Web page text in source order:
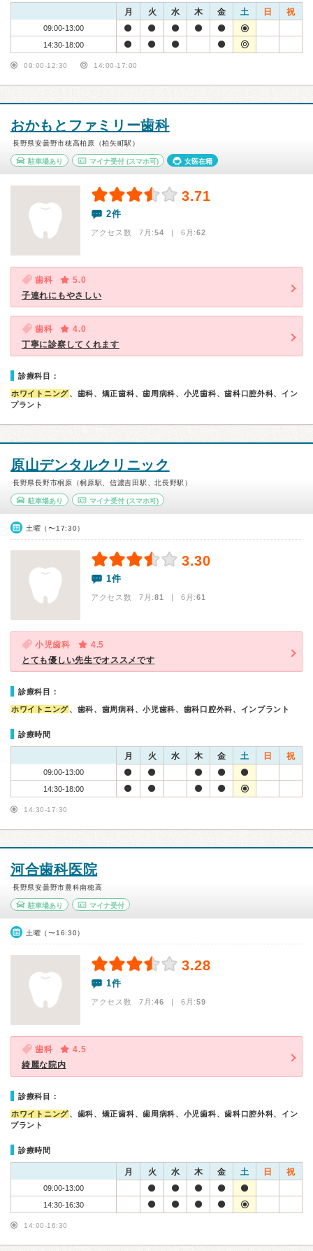
月 火 水 木 金 土 日 祝
09:00-13:00
14:30-18:00
09:00-12:30 14:00-17:00
おかもとファミリー歯科
長野県安曇野市穂高柏原（柏矢町駅）
駐車場あり マイナ受付(スマホ可) 女医在籍
3.71
2件
アクセス数 7月:54 | 6月:62
歯科
5.0
子連れにもやさしい
歯科
4.0
丁寧に診察してくれます
診療科目：
ホワイトニング、歯科、矯正歯科、歯周病科、小児歯科、歯科口腔外科、イン
プラント
原山デンタルクリニック
長野県長野市桐原（桐原駅、信濃吉田駅、北長野駅）
駐車場あり マイナ受付(スマホ可)
土曜（〜17:30）
3.30
1件
アクセス数 7月:81 | 6月:61
小児歯科
4.5
とても優しい先生でオススメです
診療科目：
ホワイトニング、歯科、歯周病科、小児歯科、歯科口腔外科、インプラント
診療時間
月 火 水 木 金 土 日 祝
09:00-13:00
14:30-18:00
14:30-17:30
河合歯科医院
長野県安曇野市豊科南穂高
駐車場あり マイナ受付
土曜（〜16:30）
3.28
1件
アクセス数 7月:46 | 6月:59
歯科
4.5
綺麗な院内
診療科目：
ホワイトニング、歯科、矯正歯科、歯周病科、小児歯科、歯科口腔外科、イン
プラント
診療時間
月 火 水 木 金 土 日 祝
09:00-13:00
14:30-16:30
14:00-16:30